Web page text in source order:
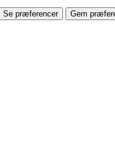
Se præferencer Gem